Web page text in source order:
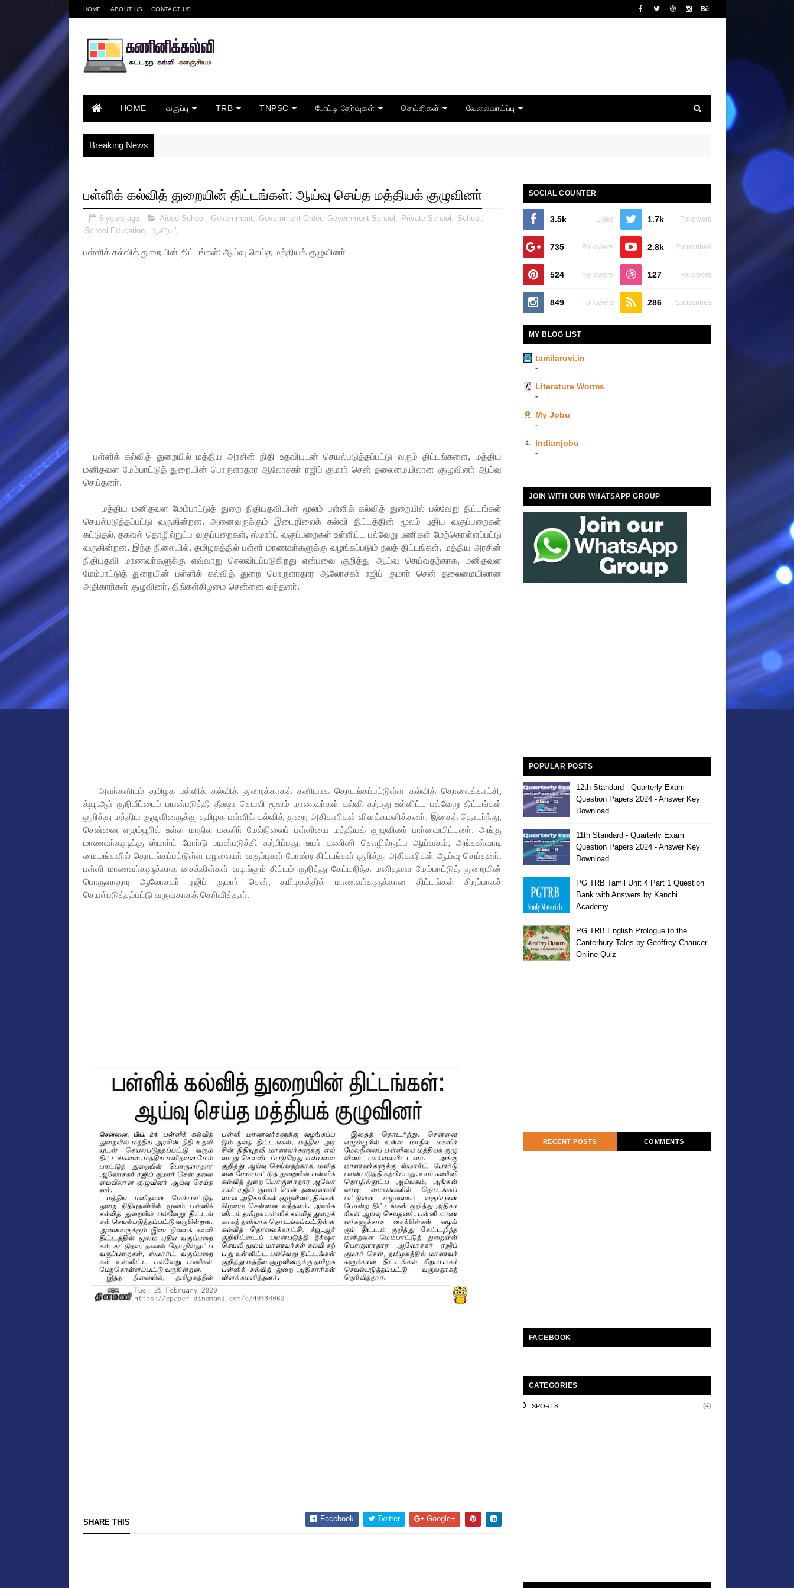
HOME ABOUT US CONTACT US
HOME வகுப்பு TRB TNPSC போட்டி தேர்வுகள் செய்திகள் வேலைவாய்ப்பு
Breaking News
பள்ளிக் கல்வித் துறையின் திட்டங்கள்: ஆய்வு செய்த மத்தியக் குழுவினா்
6 years ago Aided School , Government, Government Order, Government School , Private School , School ,
School Education, ஆசிரியர்
பள்ளிக் கல்வித் துறையின் திட்டங்கள்: ஆய்வு செய்த மத்தியக் குழுவினா்
பள்ளிக் கல்வித் துறையில் மத்திய அரசின் நிதி உதவியுடன் செயல்படுத்தப்பட்டு வரும் திட்டங்களை, மத்திய
மனிதவள மேம்பாட்டுத் துறையின் பொருளாதார ஆலோசகா் ரஜிப் குமாா் சென் தலைமையிலான குழுவினா் ஆய்வு
செய்தனா்.
மத்திய மனிதவள மேம்பாட்டுத் துறை நிதியுதவியின் மூலம் பள்ளிக் கல்வித் துறையில் பல்வேறு திட்டங்கள்
செயல்படுத்தப்பட்டு வருகின்றன. அனைவருக்கும் இடைநிலைக் கல்வி திட்டத்தின் மூலம் புதிய வகுப்பறைகள்
கட்டுதல், தகவல் தொழில்நுட்ப வகுப்பறைகள், ஸ்மாா்ட் வகுப்பறைகள் உள்ளிட்ட பல்வேறு பணிகள் மேற்கொள்ளப்பட்டு
வருகின்றன. இந்த நிலையில், தமிழகத்தில் பள்ளி மாணவா்களுக்கு வழங்கப்படும் நலத் திட்டங்கள், மத்திய அரசின்
நிதியுதவி மாணவா்களுக்கு எவ்வாறு செலவிடப்படுகிறது என்பவை குறித்து ஆய்வு செய்வதற்காக, மனிதவள
மேம்பாட்டுத் துறையின் பள்ளிக் கல்வித் துறை பொருளாதார ஆலோசகா் ரஜிப் குமாா் சென் தலைமையிலான
அதிகாரிகள் குழுவினா், திங்கள்கிழமை சென்னை வந்தனா்.
அவா்களிடம் தமிழக பள்ளிக் கல்வித் துறைக்காகத் தனியாக தொடங்கப்பட்டுள்ள கல்வித் தொலைக்காட்சி,
க்யூ.ஆா் குறியீட்டைப் பயன்படுத்தி தீக்ஷா செயலி மூலம் மாணவா்கள் கல்வி கற்பது உள்ளிட்ட பல்வேறு திட்டங்கள்
குறித்து மத்திய குழுவினருக்கு தமிழக பள்ளிக் கல்வித் துறை அதிகாரிகள் விளக்கமளித்தனா். இதைத் தொடா்ந்து,
சென்னை எழும்பூரில் உள்ள மாநில மகளிா் மேல்நிலைப் பள்ளியை மத்தியக் குழுவினா் பாா்வையிட்டனா். அங்கு
மாணவா்களுக்கு ஸ்மாா்ட் போா்டு பயன்படுத்தி கற்பிப்பது, உயா் கணினி தொழில்நுட்ப ஆய்வகம், அங்கன்வாடி
மையங்களில் தொடங்கப்பட்டுள்ள மழலையா் வகுப்புகள் போன்ற திட்டங்கள் குறித்து அதிகாரிகள் ஆய்வு செய்தனா்.
பள்ளி மாணவா்களுக்காக சைக்கிள்கள் வழங்கும் திட்டம் குறித்து கேட்டறிந்த மனிதவள மேம்பாட்டுத் துறையின்
பொருளாதார ஆலோசகா் ரஜிப் குமாா் சென், தமிழகத்தில் மாணவா்களுக்கான திட்டங்கள் சிறப்பாகச்
செயல்படுத்தப்பட்டு வருவதாகத் தெரிவித்தாா்.
SHARE THIS Facebook Twitter Google+
SOCIAL COUNTER
3.5k Likes 1.7k Followers
735 Followers 2.8k Subscribes
524 Followers 127 Followers
849 Followers 286 Subscribes
MY BLOG LIST
tamilaruvi.in
-
Literature Worms
-
My Jobu
-
Indianjobu
-
JOIN WITH OUR WHATSAPP GROUP
POPULAR POSTS
12th Standard - Quarterly Exam
Question Papers 2024 - Answer Key
Download
11th Standard - Quarterly Exam
Question Papers 2024 - Answer Key
Download
PG TRB Tamil Unit 4 Part 1 Question
Bank with Answers by Kanchi
Academy
PG TRB English Prologue to the
Canterbury Tales by Geoffrey Chaucer
Online Quiz
RECENT POSTS COMMENTS
FACEBOOK
CATEGORIES
SPORTS (4)